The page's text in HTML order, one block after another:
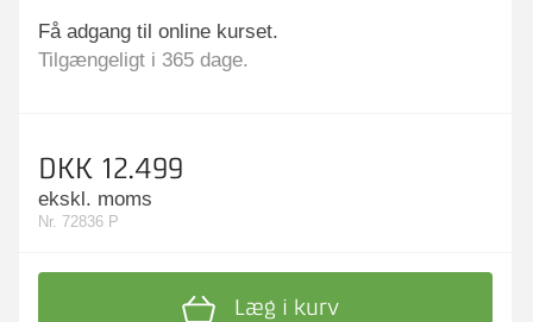
Få adgang til online kurset.
Tilgængeligt i 365 dage.
DKK 12.499
ekskl. moms
Nr. 72836 P
Læg i kurv